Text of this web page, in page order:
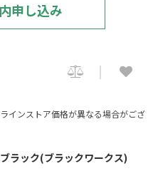
申し込み
インストア価格が異なる場合がござ
ラック(ブラックワークス)